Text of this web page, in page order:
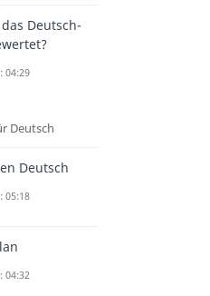
Deutsch-
04:29
Deutsch
Deutsch
05:18
04:32